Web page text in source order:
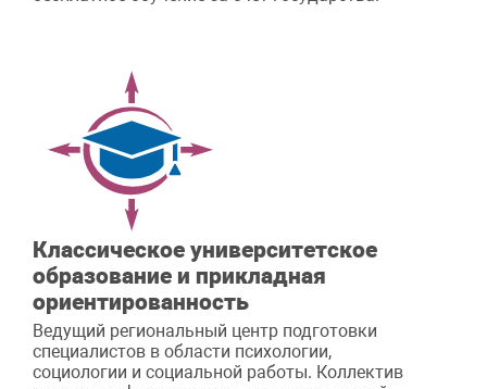
Классическое университетское
образование и прикладная
ориентированность
Ведущий региональный центр подготовки
специалистов в области психологии,
социологии и социальной работы. Коллектив